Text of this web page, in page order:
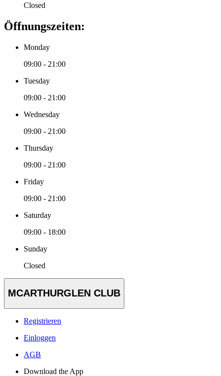
Closed
Öffnungszeiten:
Monday
09:00 - 21:00
Tuesday
09:00 - 21:00
Wednesday
09:00 - 21:00
Thursday
09:00 - 21:00
Friday
09:00 - 21:00
Saturday
09:00 - 18:00
Sunday
Closed
MCARTHURGLEN CLUB
Registrieren
Einloggen
AGB
Download the App